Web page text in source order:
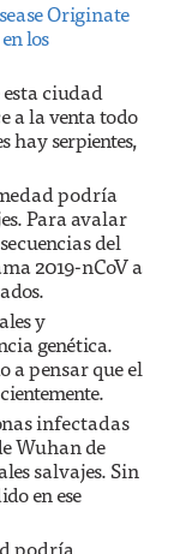
Originate
los
ciudad
a la venta todo
hay serpientes,
podría
Para avalar
del
2019-nCoV a
y
genética.
a pensar que el
infectadas
Wuhan de
salvajes. Sin
en ese